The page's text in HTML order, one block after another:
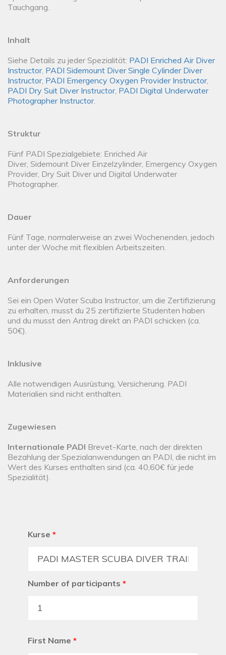
Tauchgang.
Inhalt
Siehe Details zu jeder Spezialität: PADI Enriched Air Diver
Instructor, PADI Sidemount Diver Single Cylinder Diver
Instructor, PADI Emergency Oxygen Provider Instructor,
PADI Dry Suit Diver Instructor, PADI Digital Underwater
Photographer Instructor.
Struktur
Fünf PADI Spezialgebiete: Enriched Air
Diver, Sidemount Diver Einzelzylinder, Emergency Oxygen
Provider, Dry Suit Diver und Digital Underwater
Photographer.
Dauer
Fünf Tage, normalerweise an zwei Wochenenden, jedoch
unter der Woche mit flexiblen Arbeitszeiten.
Anforderungen
Sei ein Open Water Scuba Instructor, um die Zertifizierung
zu erhalten, musst du 25 zertifizierte Studenten haben
und du musst den Antrag direkt an PADI schicken (ca.
50€).
Inklusive
Alle notwendigen Ausrüstung, Versicherung. PADI
Materialien sind nicht enthalten.
Zugewiesen
Internationale PADI Brevet-Karte, nach der direkten
Bezahlung der Spezialanwendungen an PADI, die nicht im
Wert des Kurses enthalten sind (ca. 40,60€ für jede
Spezialität).
Kurse *
Number of participants *
First Name *